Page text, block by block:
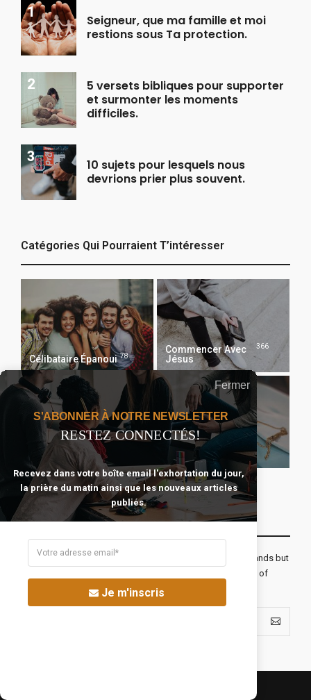
Seigneur, que ma famille et moi
restions sous Ta protection.
5 versets bibliques pour supporter
et surmonter les moments
difficiles.
10 sujets pour lesquels nous
devrions prier plus souvent.
Catégories Qui Pourraient T’intéresser
Célibataire Épanoui 78
Commencer Avec
Jésus
366
Se Préparer Au
Mariage
85
Temps Et Argent 116
Recevoir Notre Newsletter Chaque Matin
The real voyage of discovery consists not in seeking new lands but
seeing with new eyes. All journeys have secret destinations of
which the traveler is unaware.
Fermer
S'ABONNER À NOTRE NEWSLETTER
RESTEZ CONNECTÉS!
Recevez dans votre boîte email l'exhortation du jour,
la prière du matin ainsi que les nouveaux articles
publiés.
Je m'inscris